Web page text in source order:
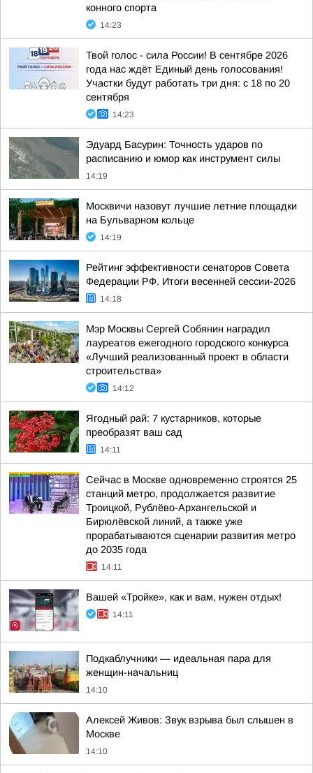
конного спорта
14:23
Твой голос - сила России! В сентябре 2026
года нас ждёт Единый день голосования!
Участки будут работать три дня: с 18 по 20
сентября
14:23
Эдуард Басурин: Точность ударов по
расписанию и юмор как инструмент силы
14:19
Москвичи назовут лучшие летние площадки
на Бульварном кольце
14:19
Рейтинг эффективности сенаторов Совета
Федерации РФ. Итоги весенней сессии-2026
14:18
Мэр Москвы Сергей Собянин наградил
лауреатов ежегодного городского конкурса
«Лучший реализованный проект в области
строительства»
14:12
Ягодный рай: 7 кустарников, которые
преобразят ваш сад
14:11
Сейчас в Москве одновременно строятся 25
станций метро, продолжается развитие
Троицкой, Рублёво-Архангельской и
Бирюлёвской линий, а также уже
прорабатываются сценарии развития метро
до 2035 года
14:11
Вашей «Тройке», как и вам, нужен отдых!
14:11
Подкаблучники — идеальная пара для
женщин-начальниц
14:10
Алексей Живов: Звук взрыва был слышен в
Москве
14:10